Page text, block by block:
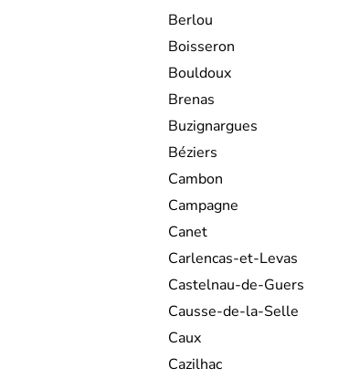
Berlou
Boisseron
Bouldoux
Brenas
Buzignargues
Béziers
Cambon
Campagne
Canet
Carlencas-et-Levas
Castelnau-de-Guers
Causse-de-la-Selle
Caux
Cazilhac